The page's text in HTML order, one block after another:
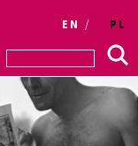
EN PL